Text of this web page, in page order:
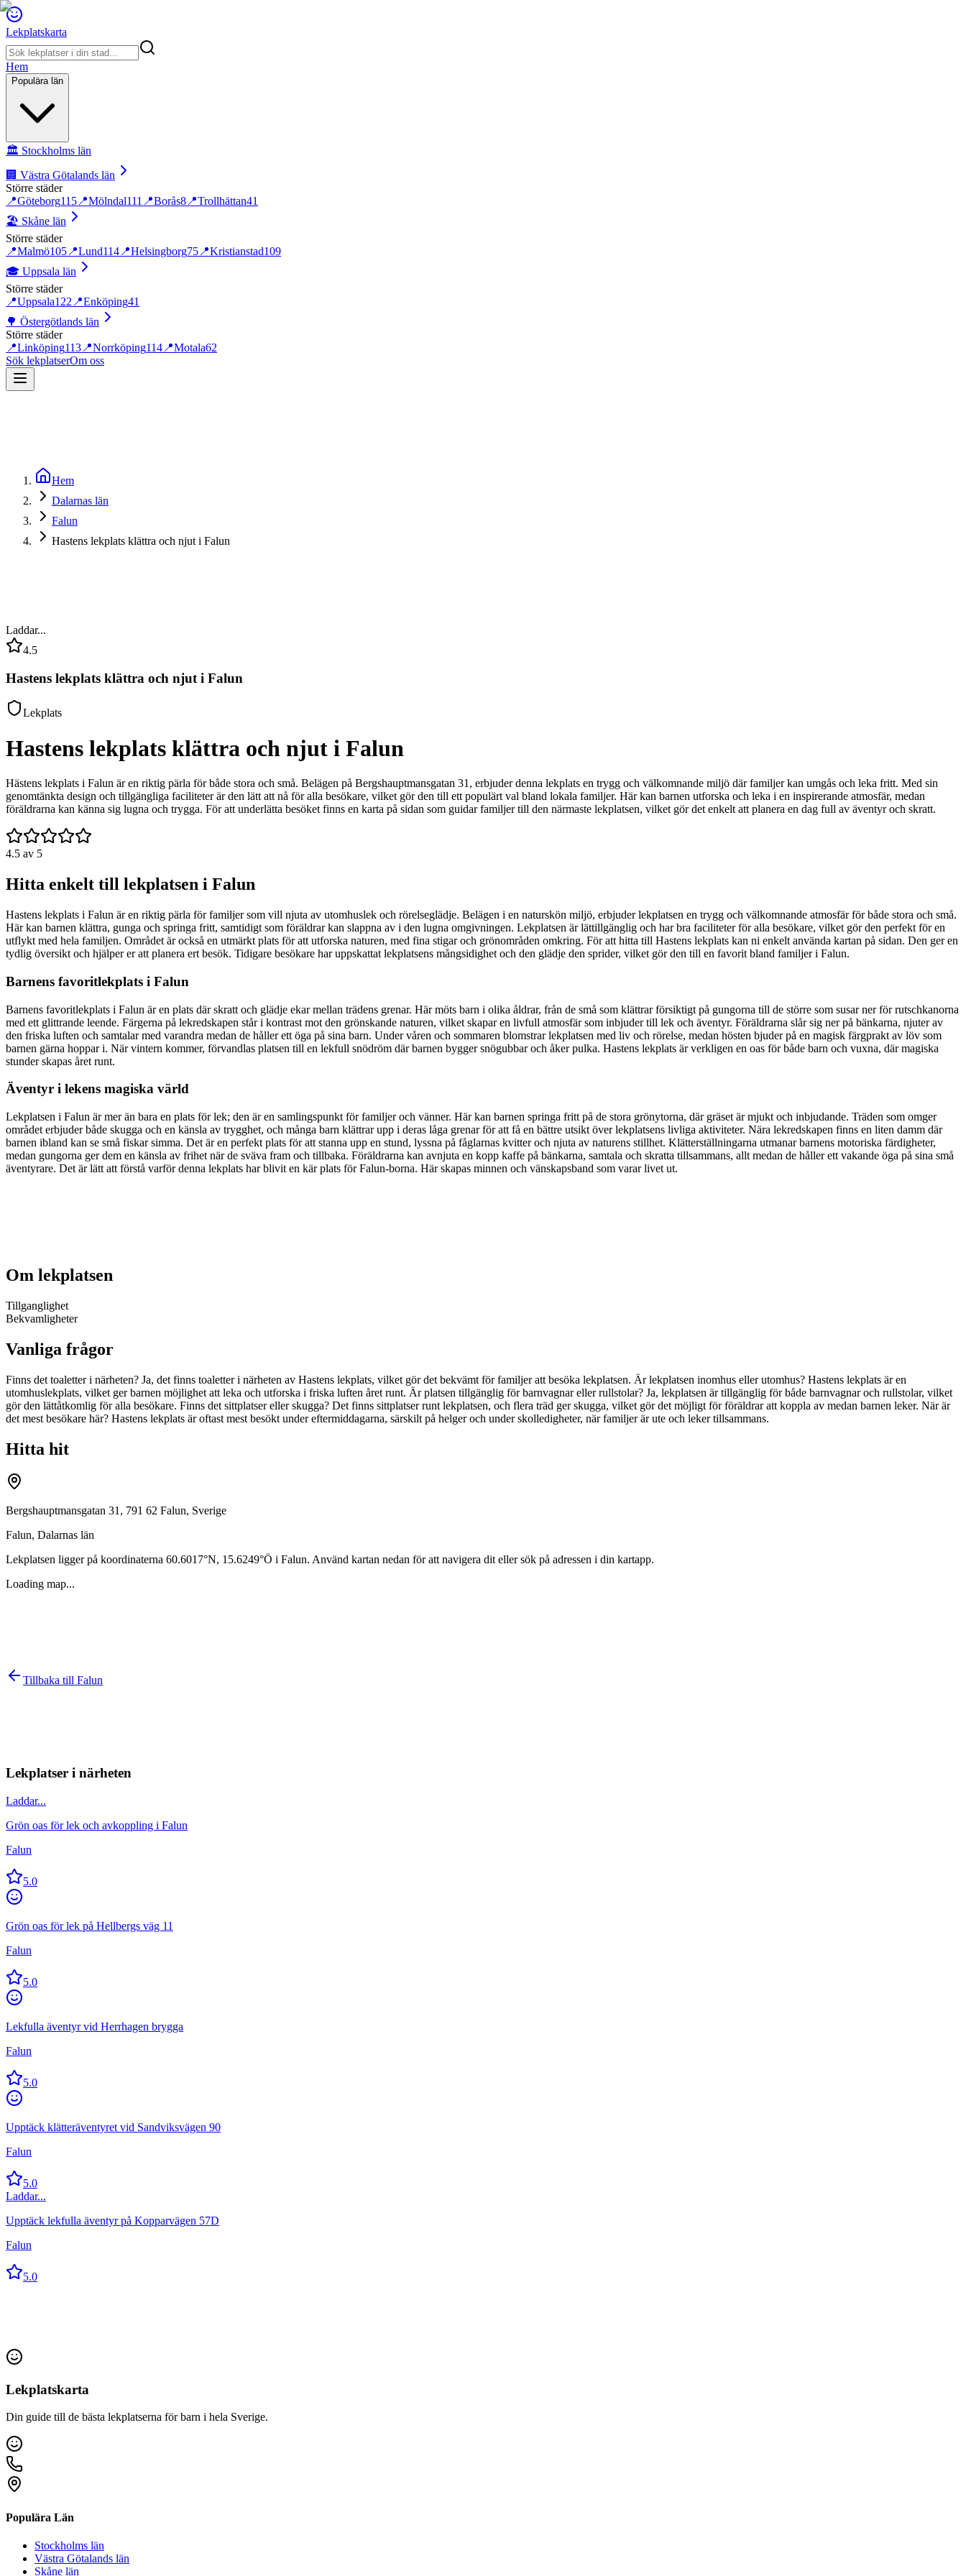
Lekplatskarta
Hem
Populära län
🏛️ Stockholms län
🏢 Västra Götalands län
Större städer
📍Göteborg115 📍Mölndal111 📍Borås8 📍Trollhättan41
🏖️ Skåne län
Större städer
📍Malmö105 📍Lund114 📍Helsingborg75 📍Kristianstad109
🎓 Uppsala län
Större städer
📍Uppsala122 📍Enköping41
🌳 Östergötlands län
Större städer
📍Linköping113 📍Norrköping114 📍Motala62
Sök lekplatserOm oss
Hem
Dalarnas län
Falun
Hastens lekplats klättra och njut i Falun
Laddar...
4.5
Hastens lekplats klättra och njut i Falun
Lekplats
Hastens lekplats klättra och njut i Falun
Hästens lekplats i Falun är en riktig pärla för både stora och små. Belägen på Bergshauptmansgatan 31, erbjuder denna lekplats en trygg och välkomnande miljö där familjer kan umgås och leka fritt. Med sin
genomtänkta design och tillgängliga faciliteter är den lätt att nå för alla besökare, vilket gör den till ett populärt val bland lokala familjer. Här kan barnen utforska och leka i en inspirerande atmosfär, medan
föräldrarna kan känna sig lugna och trygga. För att underlätta besöket finns en karta på sidan som guidar familjer till den närmaste lekplatsen, vilket gör det enkelt att planera en dag full av äventyr och skratt.
4.5 av 5
Hitta enkelt till lekplatsen i Falun
Hastens lekplats i Falun är en riktig pärla för familjer som vill njuta av utomhuslek och rörelseglädje. Belägen i en naturskön miljö, erbjuder lekplatsen en trygg och välkomnande atmosfär för både stora och små.
Här kan barnen klättra, gunga och springa fritt, samtidigt som föräldrar kan slappna av i den lugna omgivningen. Lekplatsen är lättillgänglig och har bra faciliteter för alla besökare, vilket gör den perfekt för en
utflykt med hela familjen. Området är också en utmärkt plats för att utforska naturen, med fina stigar och grönområden omkring. För att hitta till Hastens lekplats kan ni enkelt använda kartan på sidan. Den ger en
tydlig översikt och hjälper er att planera ert besök. Tidigare besökare har uppskattat lekplatsens mångsidighet och den glädje den sprider, vilket gör den till en favorit bland familjer i Falun.
Barnens favoritlekplats i Falun
Barnens favoritlekplats i Falun är en plats där skratt och glädje ekar mellan trädens grenar. Här möts barn i olika åldrar, från de små som klättrar försiktigt på gungorna till de större som susar ner för rutschkanorna
med ett glittrande leende. Färgerna på lekredskapen står i kontrast mot den grönskande naturen, vilket skapar en livfull atmosfär som inbjuder till lek och äventyr. Föräldrarna slår sig ner på bänkarna, njuter av
den friska luften och samtalar med varandra medan de håller ett öga på sina barn. Under våren och sommaren blomstrar lekplatsen med liv och rörelse, medan hösten bjuder på en magisk färgprakt av löv som
barnen gärna hoppar i. När vintern kommer, förvandlas platsen till en lekfull snödröm där barnen bygger snögubbar och åker pulka. Hastens lekplats är verkligen en oas för både barn och vuxna, där magiska
stunder skapas året runt.
Äventyr i lekens magiska värld
Lekplatsen i Falun är mer än bara en plats för lek; den är en samlingspunkt för familjer och vänner. Här kan barnen springa fritt på de stora grönytorna, där gräset är mjukt och inbjudande. Träden som omger
området erbjuder både skugga och en känsla av trygghet, och många barn klättrar upp i deras låga grenar för att få en bättre utsikt över lekplatsens livliga aktiviteter. Nära lekredskapen finns en liten damm där
barnen ibland kan se små fiskar simma. Det är en perfekt plats för att stanna upp en stund, lyssna på fåglarnas kvitter och njuta av naturens stillhet. Klätterställningarna utmanar barnens motoriska färdigheter,
medan gungorna ger dem en känsla av frihet när de sväva fram och tillbaka. Föräldrarna kan avnjuta en kopp kaffe på bänkarna, samtala och skratta tillsammans, allt medan de håller ett vakande öga på sina små
äventyrare. Det är lätt att förstå varför denna lekplats har blivit en kär plats för Falun-borna. Här skapas minnen och vänskapsband som varar livet ut.
Om lekplatsen
Tillganglighet
Bekvamligheter
Vanliga frågor
Finns det toaletter i närheten? Ja, det finns toaletter i närheten av Hastens lekplats, vilket gör det bekvämt för familjer att besöka lekplatsen. Är lekplatsen inomhus eller utomhus? Hastens lekplats är en
utomhuslekplats, vilket ger barnen möjlighet att leka och utforska i friska luften året runt. Är platsen tillgänglig för barnvagnar eller rullstolar? Ja, lekplatsen är tillgänglig för både barnvagnar och rullstolar, vilket
gör den lättåtkomlig för alla besökare. Finns det sittplatser eller skugga? Det finns sittplatser runt lekplatsen, och flera träd ger skugga, vilket gör det möjligt för föräldrar att koppla av medan barnen leker. När är
det mest besökare här? Hastens lekplats är oftast mest besökt under eftermiddagarna, särskilt på helger och under skolledigheter, när familjer är ute och leker tillsammans.
Hitta hit
Bergshauptmansgatan 31, 791 62 Falun, Sverige
Falun, Dalarnas län
Lekplatsen ligger på koordinaterna 60.6017°N, 15.6249°Ö i Falun. Använd kartan nedan för att navigera dit eller sök på adressen i din kartapp.
Loading map...
Tillbaka till Falun
Lekplatser i närheten
Laddar...
Grön oas för lek och avkoppling i Falun
Falun
5.0
Grön oas för lek på Hellbergs väg 11
Falun
5.0
Lekfulla äventyr vid Herrhagen brygga
Falun
5.0
Upptäck klätteräventyret vid Sandviksvägen 90
Falun
5.0
Laddar...
Upptäck lekfulla äventyr på Kopparvägen 57D
Falun
5.0
Lekplatskarta
Din guide till de bästa lekplatserna för barn i hela Sverige.
Populära Län
Stockholms län
Västra Götalands län
Skåne län